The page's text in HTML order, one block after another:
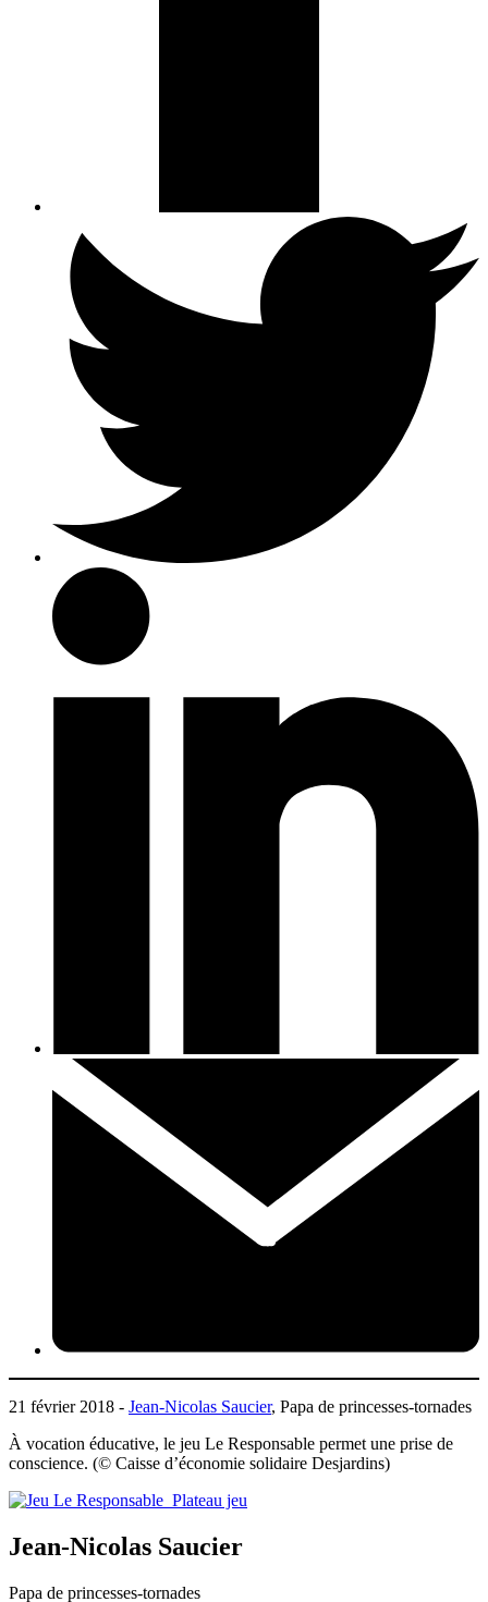
21 février 2018 - Jean-Nicolas Saucier, Papa de princesses-tornades
À vocation éducative, le jeu Le Responsable permet une prise de
conscience. (© Caisse d’économie solidaire Desjardins)
Jean-Nicolas Saucier
Papa de princesses-tornades